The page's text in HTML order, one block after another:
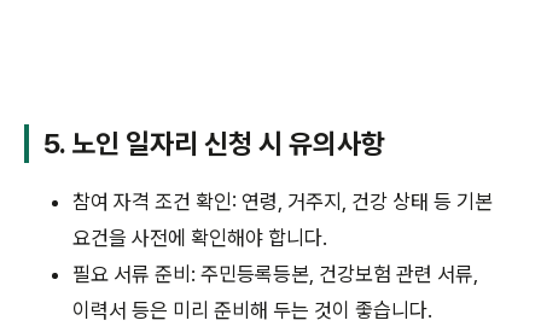
5. 노인 일자리 신청 시 유의사항
참여 자격 조건 확인: 연령, 거주지, 건강 상태 등 기본
요건을 사전에 확인해야 합니다.
필요 서류 준비: 주민등록등본, 건강보험 관련 서류,
이력서 등은 미리 준비해 두는 것이 좋습니다.